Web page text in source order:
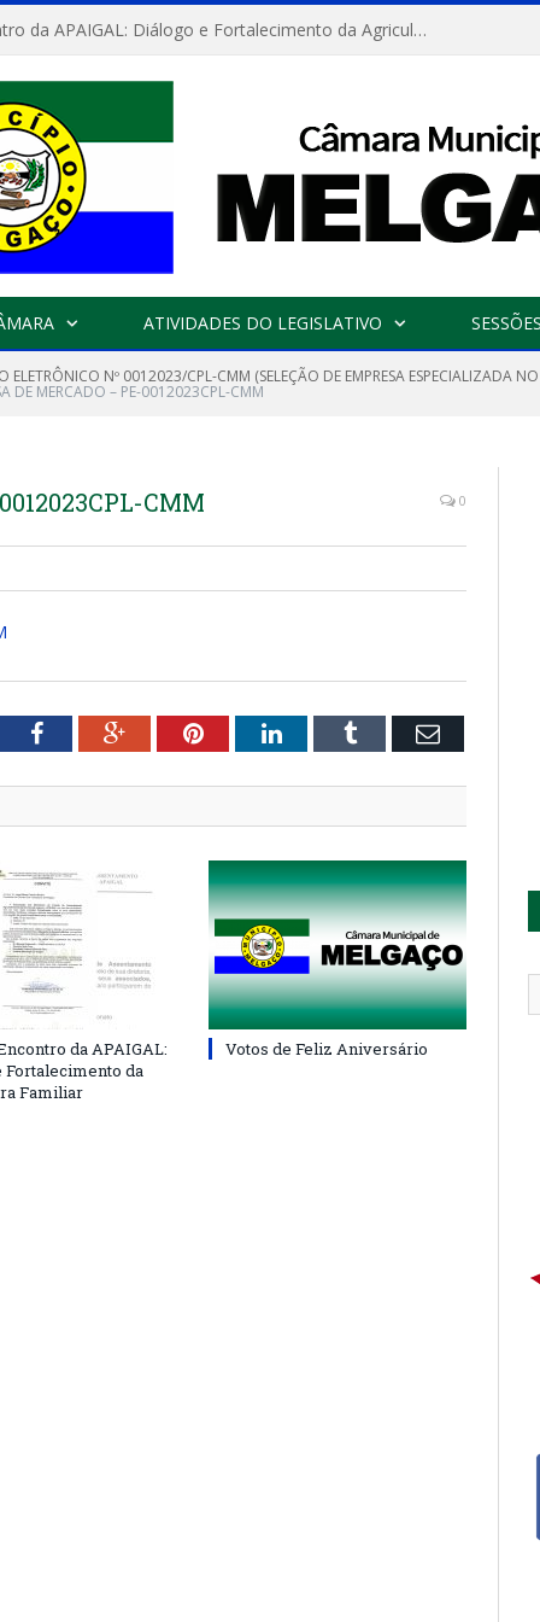
Convite: Encontro da APAIGAL: Diálogo e Fortalecimento da Agricultura Familiar
ATIVIDADES DO LEGISLATIVO
ELETRÔNICO Nº 0012023/CPL-CMM (SELEÇÃO DE EMPRESA ESPECIALIZADA
DE MERCADO – PE-0012023CPL-CMM
CMM 0
FacebookGoogle+PinterestLinkedInTumblr Email
da APAIGAL:
Fortalecimento da
Familiar
Votos de Feliz Aniversário